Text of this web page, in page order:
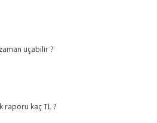
uçabilir ?
raporu kaç TL ?